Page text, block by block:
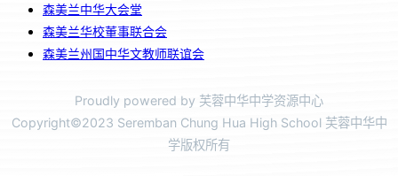
森美兰中华大会堂
森美兰华校董事联合会
森美兰州国中华文教师联谊会
Proudly powered by 芙蓉中华中学资源中心
Copyright©2023 Seremban Chung Hua High School 芙蓉中华中
学版权所有